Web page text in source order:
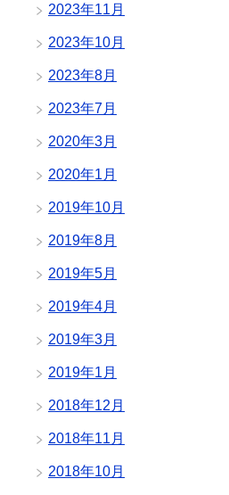
2023年11月
2023年10月
2023年8月
2023年7月
2020年3月
2020年1月
2019年10月
2019年8月
2019年5月
2019年4月
2019年3月
2019年1月
2018年12月
2018年11月
2018年10月